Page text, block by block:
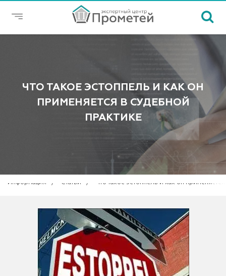
ЧТО ТАКОЕ ЭСТОППЕЛЬ И КАК ОН
ПРИМЕНЯЕТСЯ В СУДЕБНОЙ
ПРАКТИКЕ
Информация Статьи Что такое эстоппель и как он